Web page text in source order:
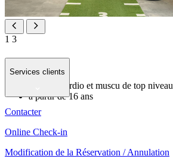
1 3
[PLACES GYM]
matériel cardio et muscu de top niveau
à partir de 16 ans
Services clients
Contacter
Online Check-in
Modification de la Réservation / Annulation